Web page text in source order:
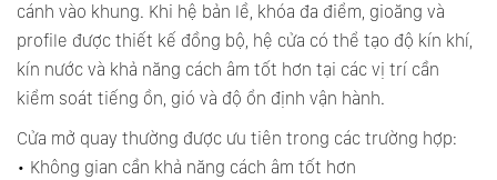
cánh vào khung. Khi hệ bản lề, khóa đa điểm, gioăng và
profile được thiết kế đồng bộ, hệ cửa có thể tạo độ kín khí,
kín nước và khả năng cách âm tốt hơn tại các vị trí cần
kiểm soát tiếng ồn, gió và độ ổn định vận hành.
Cửa mở quay thường được ưu tiên trong các trường hợp:
• Không gian cần khả năng cách âm tốt hơn